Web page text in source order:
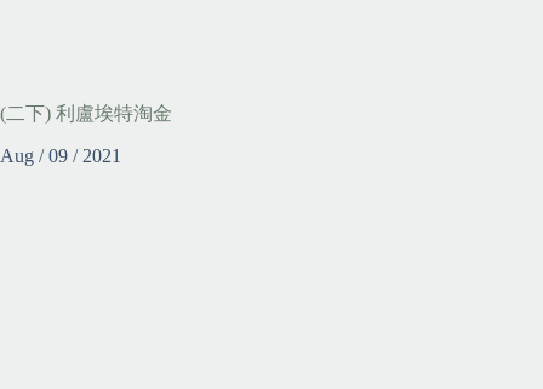
(二下) 利盧埃特淘金
Aug / 09 / 2021